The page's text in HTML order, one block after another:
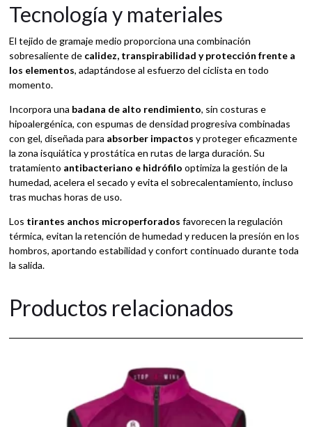
Tecnología y materiales
El tejido de gramaje medio proporciona una combinación
sobresaliente de calidez, transpirabilidad y protección frente a
los elementos, adaptándose al esfuerzo del ciclista en todo
momento.
Incorpora una badana de alto rendimiento, sin costuras e
hipoalergénica, con espumas de densidad progresiva combinadas
con gel, diseñada para absorber impactos y proteger eficazmente
la zona isquiática y prostática en rutas de larga duración. Su
tratamiento antibacteriano e hidrófilo optimiza la gestión de la
humedad, acelera el secado y evita el sobrecalentamiento, incluso
tras muchas horas de uso.
Los tirantes anchos microperforados favorecen la regulación
térmica, evitan la retención de humedad y reducen la presión en los
hombros, aportando estabilidad y confort continuado durante toda
la salida.
Productos relacionados